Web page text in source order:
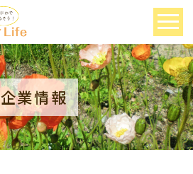
企業情報